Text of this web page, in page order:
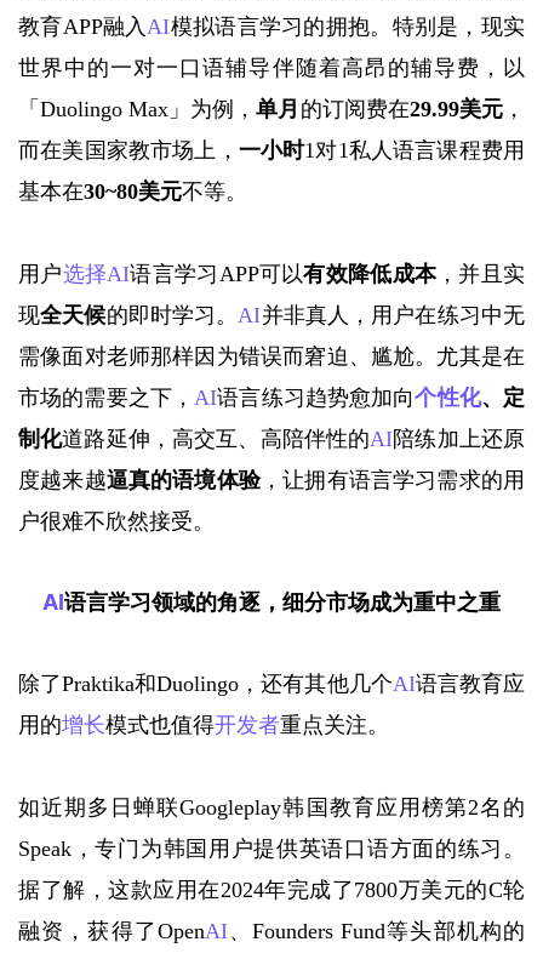
教育APP融入AI模拟语言学习的拥抱。特别是，现实
世界中的一对一口语辅导伴随着高昂的辅导费，以
「Duolingo Max」 为例，单月 的订阅费在29.99美元 ，
而在美国家教市场上， 一小时1对1私人语言课程费用
基本在30~80美元不等。
用户选择AI语言学习APP可以有效降低成本，并且实
现全天候的即时学习。AI并非真人，用户在练习中无
需像面对老师那样因为错误而窘迫、尴尬。尤其是在
市场的需要之下，AI语言练习趋势愈加向个性化、定
制化道路延伸，高交互、高陪伴性的AI陪练加上还原
度越来越逼真的语境体验，让拥有语言学习需求的用
户很难不欣然接受。
AI语言学习领域的角逐， 细分市场成为重中之重
除了Praktika和Duolingo，还有其他几个AI语言教育应
用的增长模式也值得开发者重点关注。
如近期多日蝉联Googleplay韩国教育应用榜第2名的
Speak，专门为韩国用户提供英语口语方面的练习。
据了解，这款应用在2024年完成了7800万美元的C轮
融资，获得了OpenAI、Founders Fund等头部机构的